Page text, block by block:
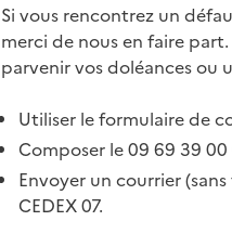
Si vous rencontrez un
merci de nous en faire
parvenir vos doléances ou
Utiliser le formulaire de
Composer le 09 69 39
Envoyer un courrier
CEDEX 07.